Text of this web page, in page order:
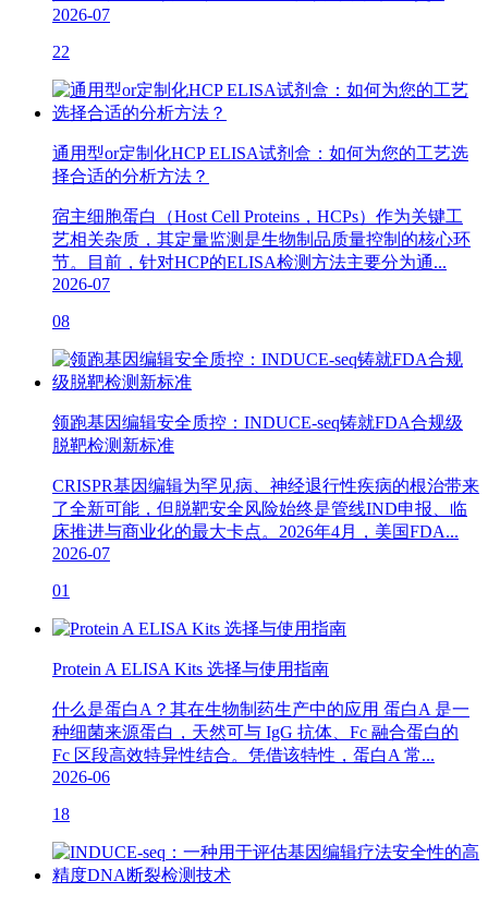
2026-07
22
通用型or定制化HCP ELISA试剂盒：如何为您的工艺选
择合适的分析方法？
宿主细胞蛋白（Host Cell Proteins，HCPs）作为关键工
艺相关杂质，其定量监测是生物制品质量控制的核心环
节。目前，针对HCP的ELISA检测方法主要分为通...
2026-07
08
领跑基因编辑安全质控：INDUCE-seq铸就FDA合规级
脱靶检测新标准
CRISPR基因编辑为罕见病、神经退行性疾病的根治带来
了全新可能，但脱靶安全风险始终是管线IND申报、临
床推进与商业化的最大卡点。2026年4月，美国FDA...
2026-07
01
Protein A ELISA Kits 选择与使用指南
什么是蛋白A？其在生物制药生产中的应用 蛋白A 是一
种细菌来源蛋白，天然可与 IgG 抗体、Fc 融合蛋白的
Fc 区段高效特异性结合。凭借该特性，蛋白A 常...
2026-06
18